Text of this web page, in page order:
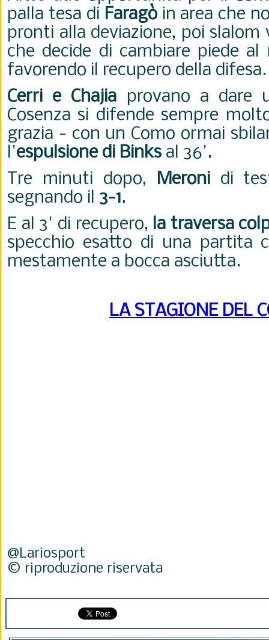
palla tesa di Faragòin area che
pronti alla deviazione, poi
che decide di cambiare piede
favorendo il recupero della
Cerri e Chajia provano a dare
Cosenza si difende sempre
grazia - con un Como ormai
l'espulsione di Binks al 36'.
Tre minuti dopo, Meronidi
segnando il 3-1.
E al 3' di recupero, la traversa
specchio esatto di una partita
mestamente a bocca asciutta.
LA STAGIONE DEL
@Lariosport
© riproduzione riservata